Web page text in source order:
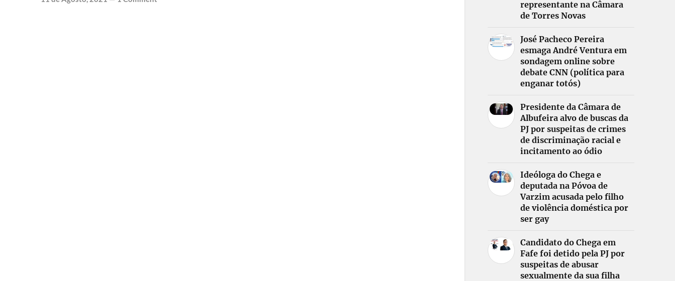
representante na Câmara
de Torres Novas
José Pacheco Pereira
esmaga André Ventura em
sondagem online sobre
debate CNN (política para
enganar totós)
Presidente da Câmara de
Albufeira alvo de buscas da
PJ por suspeitas de crimes
de discriminação racial e
incitamento ao ódio
Ideóloga do Chega e
deputada na Póvoa de
Varzim acusada pelo filho
de violência doméstica por
ser gay
Candidato do Chega em
Fafe foi detido pela PJ por
suspeitas de abusar
sexualmente da sua filha